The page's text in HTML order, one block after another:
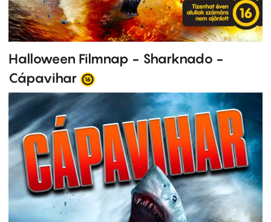
Halloween Filmnap - Sharknado -
Cápavihar